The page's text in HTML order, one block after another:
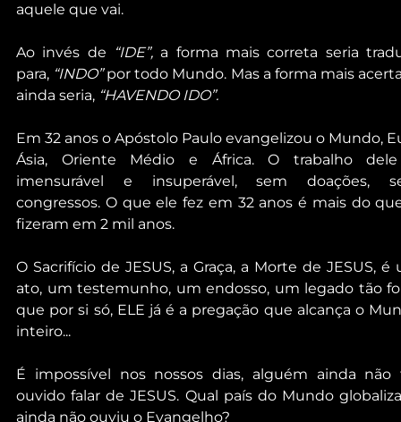
aquele que vai.
Ao invés de “IDE”, a forma mais correta seria
para, “INDO” por todo Mundo. Mas a forma mais
ainda seria, “HAVENDO IDO”.
Em 32 anos o Apóstolo Paulo evangelizou o Mundo,
Ásia, Oriente Médio e África. O trabalho
imensurável e insuperável, sem doações,
congressos. O que ele fez em 32 anos é mais do
fizeram em 2 mil anos.
O Sacrifício de JESUS, a Graça, a Morte de JESUS, é
ato, um testemunho, um endosso, um legado tão
que por si só, ELE já é a pregação que alcança o
inteiro...
É impossível nos nossos dias, alguém ainda não
ouvido falar de JESUS. Qual país do Mundo
ainda não ouviu o Evangelho?